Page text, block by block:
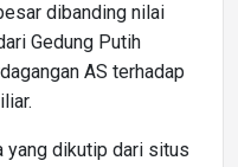
dibanding nilai
Gedung Putih
AS terhadap
yang dikutip dari situs